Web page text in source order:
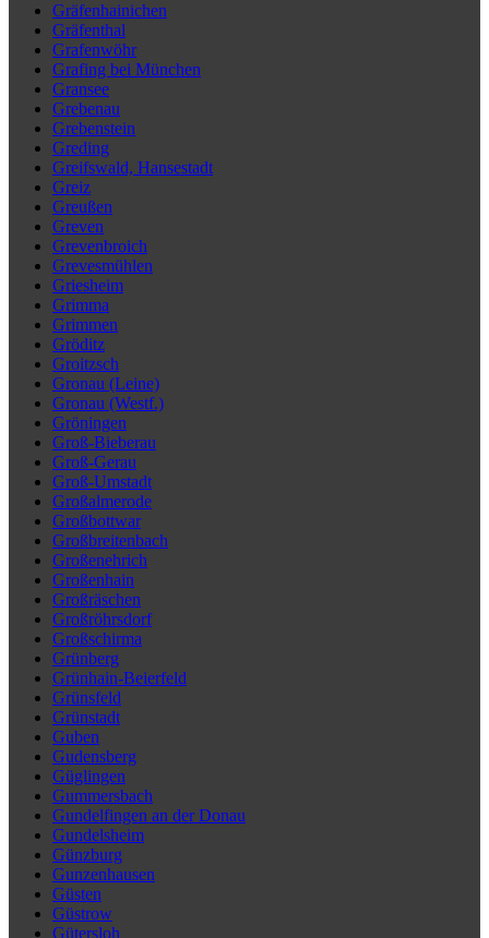
Gräfenhainichen
Gräfenthal
Grafenwöhr
Grafing bei München
Gransee
Grebenau
Grebenstein
Greding
Greifswald, Hansestadt
Greiz
Greußen
Greven
Grevenbroich
Grevesmühlen
Griesheim
Grimma
Grimmen
Gröditz
Groitzsch
Gronau (Leine)
Gronau (Westf.)
Gröningen
Groß-Bieberau
Groß-Gerau
Groß-Umstadt
Großalmerode
Großbottwar
Großbreitenbach
Großenehrich
Großenhain
Großräschen
Großröhrsdorf
Großschirma
Grünberg
Grünhain-Beierfeld
Grünsfeld
Grünstadt
Guben
Gudensberg
Güglingen
Gummersbach
Gundelfingen an der Donau
Gundelsheim
Günzburg
Gunzenhausen
Güsten
Güstrow
Gütersloh